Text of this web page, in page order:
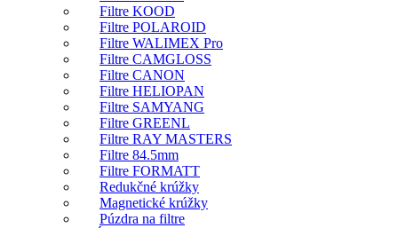
Filtre KOOD
Filtre POLAROID
Filtre WALIMEX Pro
Filtre CAMGLOSS
Filtre CANON
Filtre HELIOPAN
Filtre SAMYANG
Filtre GREENL
Filtre RAY MASTERS
Filtre 84.5mm
Filtre FORMATT
Redukčné krúžky
Magnetické krúžky
Púzdra na filtre